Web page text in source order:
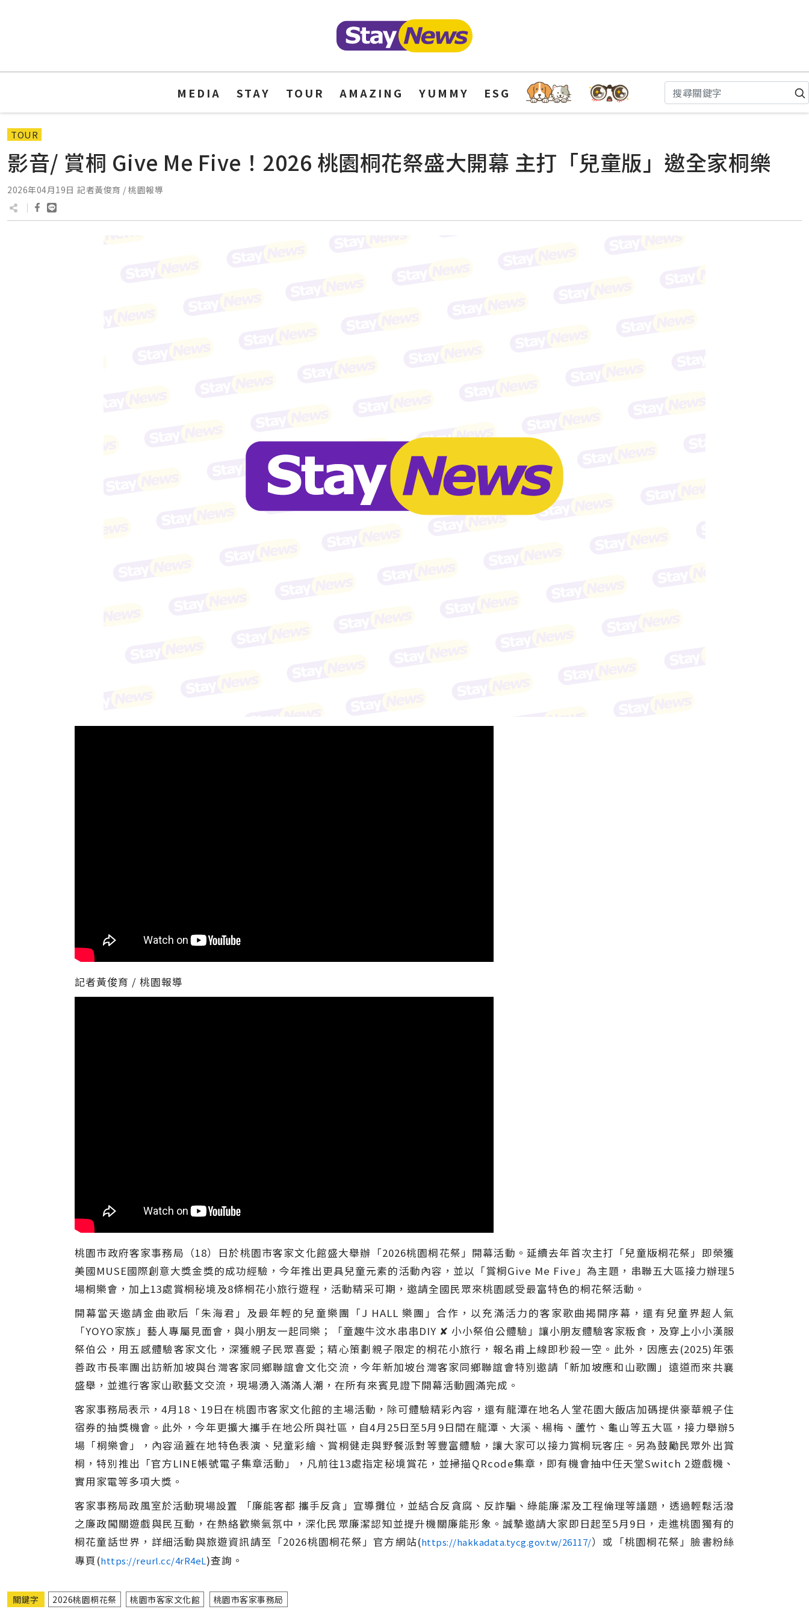
MEDIA STAY TOUR AMAZING YUMMY ESG
TOUR
影音/ 賞桐 Give Me Five！2026 桃園桐花祭盛大開幕 主打「兒童版」邀全家桐樂
2026年04月19日 記者黃俊育 / 桃園報導
記者黃俊育 / 桃園報導
桃園市政府客家事務局（18）日於桃園市客家文化館盛大舉辦「2026桃園桐花祭」開幕活動。延續去年首次主打「兒童版桐花祭」即榮獲
美國MUSE國際創意大獎金獎的成功經驗，今年推出更具兒童元素的活動內容，並以「賞桐Give Me Five」為主題，串聯五大區接力辦理5
場桐樂會，加上13處賞桐秘境及8條桐花小旅行遊程，活動精采可期，邀請全國民眾來桃園感受最富特色的桐花祭活動。
開幕當天邀請金曲歌后「朱海君」及最年輕的兒童樂團「J HALL 樂團」合作，以充滿活力的客家歌曲揭開序幕，還有兒童界超人氣
「YOYO家族」藝人專屬見面會，與小朋友一起同樂；「童趣牛汶水串串DIY ✘ 小小祭伯公體驗」讓小朋友體驗客家粄食，及穿上小小漢服
祭伯公，用五感體驗客家文化，深獲親子民眾喜愛；精心策劃親子限定的桐花小旅行，報名甫上線即秒殺一空。此外，因應去(2025)年張
善政市長率團出訪新加坡與台灣客家同鄉聯誼會文化交流，今年新加坡台灣客家同鄉聯誼會特別邀請「新加坡應和山歌團」遠道而來共襄
盛舉，並進行客家山歌藝文交流，現場湧入滿滿人潮，在所有來賓見證下開幕活動圓滿完成。
客家事務局表示，4月18、19日在桃園市客家文化館的主場活動，除可體驗精彩內容，還有龍潭在地名人堂花園大飯店加碼提供豪華親子住
宿券的抽獎機會。此外，今年更擴大攜手在地公所與社區，自4月25日至5月9日間在龍潭、大溪、楊梅、蘆竹、龜山等五大區，接力舉辦5
場「桐樂會」，內容涵蓋在地特色表演、兒童彩繪、賞桐健走與野餐派對等豐富體驗，讓大家可以接力賞桐玩客庄。另為鼓勵民眾外出賞
桐，特別推出「官方LINE帳號電子集章活動」，凡前往13處指定秘境賞花，並掃描QRcode集章，即有機會抽中任天堂Switch 2遊戲機、
實用家電等多項大獎。
客家事務局政風室於活動現場設置 「廉能客都 攜手反貪」宣導攤位，並結合反貪腐、反詐騙、綠能廉潔及工程倫理等議題，透過輕鬆活潑
之廉政闖關遊戲與民互動，在熱絡歡樂氣氛中，深化民眾廉潔認知並提升機關廉能形象。誠摯邀請大家即日起至5月9日，走進桃園獨有的
桐花童話世界，詳細活動與旅遊資訊請至「2026桃園桐花祭」官方網站(https://hakkadata.tycg.gov.tw/26117/）或「桃園桐花祭」臉書粉絲
專頁(https://reurl.cc/4rR4eL)查詢。
關鍵字 2026桃園桐花祭 桃園市客家文化館 桃園市客家事務局